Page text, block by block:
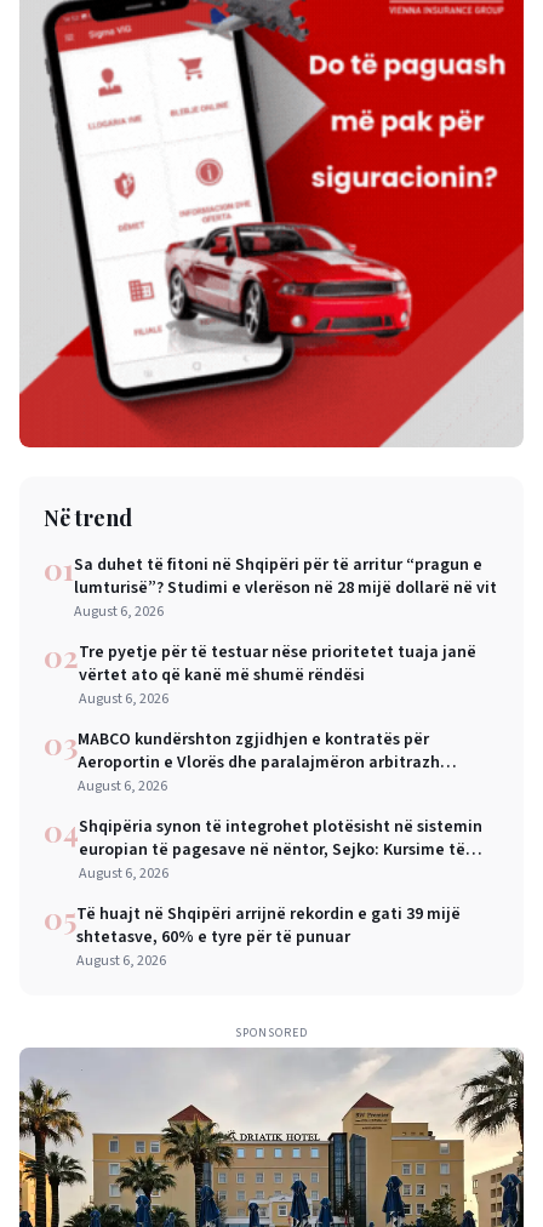
Në trend
01Sa duhet të fitoni në Shqipëri për të arritur “pragun e
lumturisë”? Studimi e vlerëson në 28 mijë dollarë në vit
August 6, 2026
02Tre pyetje për të testuar nëse prioritetet tuaja janë
vërtet ato që kanë më shumë rëndësi
August 6, 2026
03MABCO kundërshton zgjidhjen e kontratës për
Aeroportin e Vlorës dhe paralajmëron arbitrazh
ndërkombëtar
August 6, 2026
04Shqipëria synon të integrohet plotësisht në sistemin
europian të pagesave në nëntor, Sejko: Kursime të
mëdha për qytetarët dhe bizneset
August 6, 2026
05Të huajt në Shqipëri arrijnë rekordin e gati 39 mijë
shtetasve, 60% e tyre për të punuar
August 6, 2026
SPONSORED